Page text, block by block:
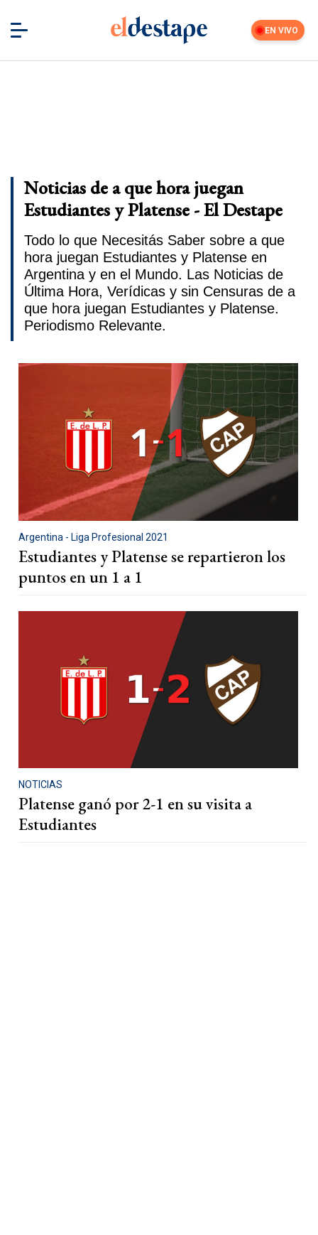
EN VIVO
Noticias de a que hora juegan
Estudiantes y Platense - El Destape
Todo lo que Necesitás Saber sobre a que
hora juegan Estudiantes y Platense en
Argentina y en el Mundo. Las Noticias de
Última Hora, Verídicas y sin Censuras de a
que hora juegan Estudiantes y Platense.
Periodismo Relevante.
Argentina - Liga Profesional 2021
Estudiantes y Platense se repartieron los
puntos en un 1 a 1
NOTICIAS
Platense ganó por 2-1 en su visita a
Estudiantes